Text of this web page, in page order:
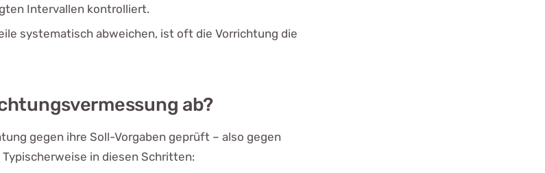
Intervallen kontrolliert.
systematisch abweichen, ist oft die Vorrichtung die
ab?
gegen ihre Soll-Vorgaben geprüft – also gegen
in diesen Schritten: